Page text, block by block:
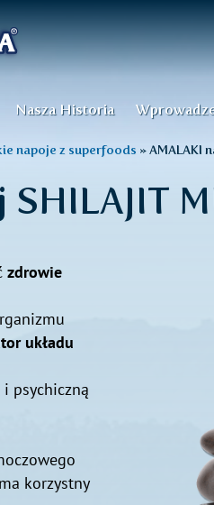
Nasza Historia
napoje z superfoods »AMALAKI
zdrowie
układu
i psychiczną
ma korzystny